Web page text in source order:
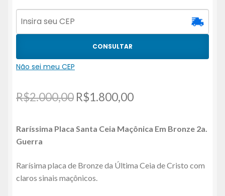
CONSULTAR
Não sei meu CEP
R$2.000,00 O
original
R$2.000,00.
R$1.800,00O
atual
R$1.800,00.
Raríssima Placa Santa Ceia Maçônica Em Bronze 2a.
Guerra
Rarísima placa de Bronze da Última Ceia de Cristo com
claros sinais maçônicos.